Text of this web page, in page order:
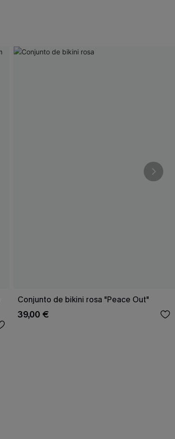
Conjunto de bikini rosa "Peace Out"
39,00 €